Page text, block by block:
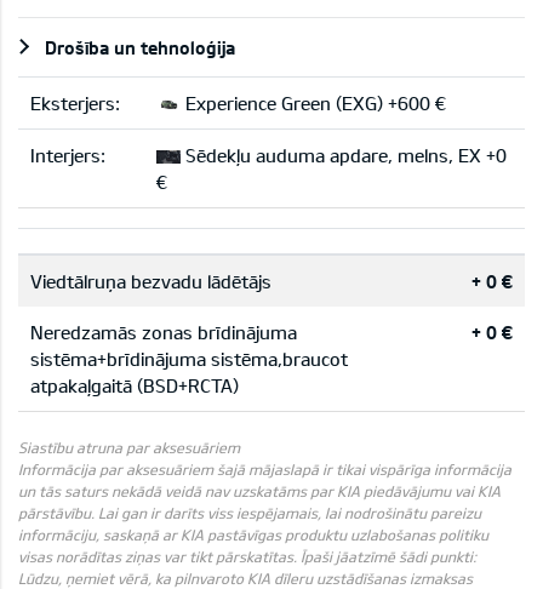
Drošība un tehnoloģija
Eksterjers: Experience Green (EXG) +600 €
Interjers:
Sēdekļu auduma apdare, melns, EX +0
€
Viedtālruņa bezvadu lādētājs + 0 €
Neredzamās zonas brīdinājuma
sistēma+brīdinājuma sistēma,braucot
atpakaļgaitā (BSD+RCTA)
+ 0 €
Siastību atruna par aksesuāriem
Informācija par aksesuāriem šajā mājaslapā ir tikai vispārīga informācija
un tās saturs nekādā veidā nav uzskatāms par KIA piedāvājumu vai KIA
pārstāvību. Lai gan ir darīts viss iespējamais, lai nodrošinātu pareizu
informāciju, saskaņā ar KIA pastāvīgas produktu uzlabošanas politiku
visas norādītas ziņas var tikt pārskatītas. Īpaši jāatzīmē šādi punkti:
Lūdzu, ņemiet vērā, ka pilnvaroto KIA dīleru uzstādīšanas izmaksas